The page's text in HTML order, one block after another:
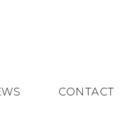
CONTACT